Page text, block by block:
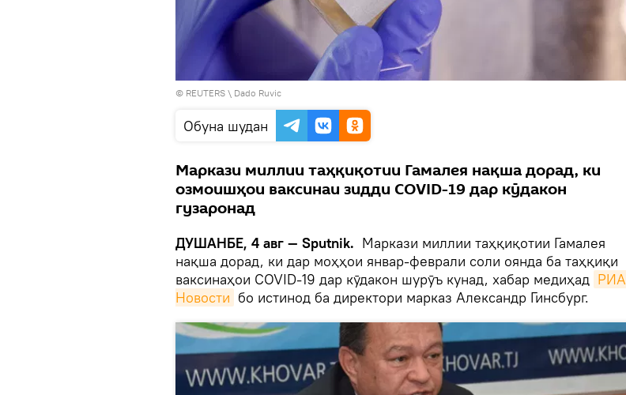
© REUTERS \ Dado Ruvic
Обуна шудан
Маркази миллии таҳқиқотии Гамалея нақша дорад, ки
озмоишҳои ваксинаи зидди COVID-19 дар кӯдакон
гузаронад
ДУШАНБЕ, 4 авг — Sputnik. Маркази миллии таҳқиқотии Гамалея
нақша дорад, ки дар моҳҳои январ-феврали соли оянда ба таҳқиқи
ваксинаҳои COVID-19 дар кӯдакон шурӯъ кунад, хабар медиҳад РИА
Новости бо истинод ба директори марказ Александр Гинсбург.